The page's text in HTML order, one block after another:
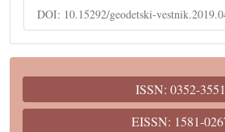
DOI: 10.15292/geodetski-
ISSN: 0352-3551
EISSN: 1581-